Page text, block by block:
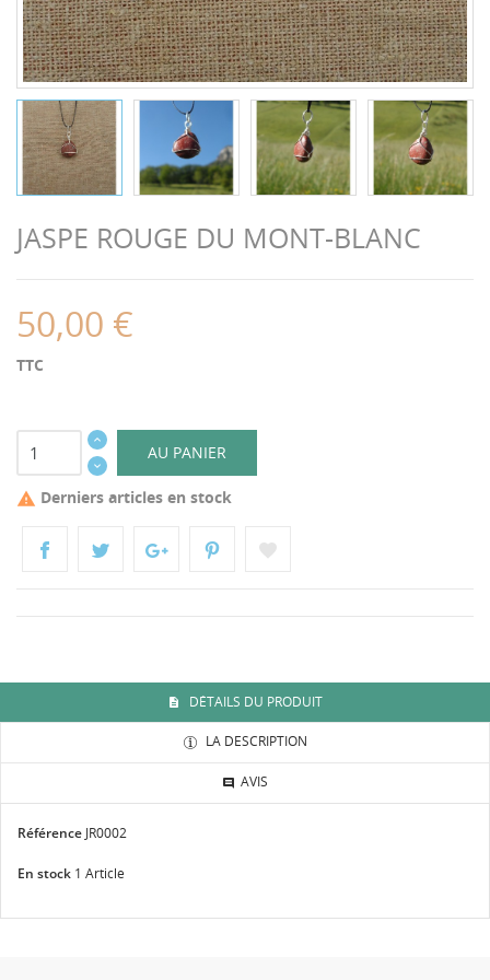
JASPE ROUGE DU MONT-BLANC
50,00 €
TTC
AU PANIER
 Derniers articles en stock
DÉTAILS DU PRODUIT
LA DESCRIPTION
AVIS
Référence JR0002
En stock 1 Article